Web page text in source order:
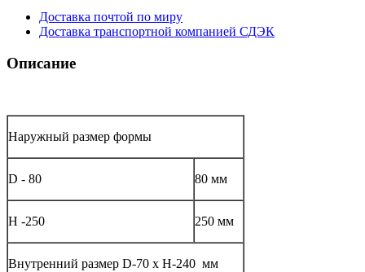
Доставка почтой по миру
Доставка транспортной компанией СДЭК
Описание
Наружный размер формы
D - 80 80 мм
Н -250 250 мм
Внутренний размер D-70 х H-240 мм